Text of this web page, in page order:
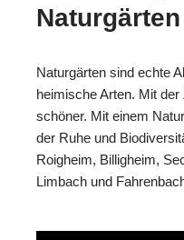
Naturgärten sind echte
heimische Arten. Mit
schöner. Mit einem
der Ruhe und
Roigheim, Billigheim,
Limbach und